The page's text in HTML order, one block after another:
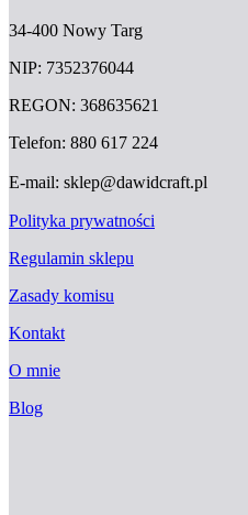
34-400 Nowy Targ
NIP: 7352376044
REGON: 368635621
Telefon: 880 617 224
E-mail: sklep@dawidcraft.pl
Polityka prywatności
Regulamin sklepu
Zasady komisu
Kontakt
O mnie
Blog